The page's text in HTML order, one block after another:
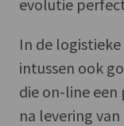
evolutie
In de
intussen ook
die on-line
na levering